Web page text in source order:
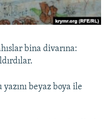
bina divarına:
beyaz boya ile